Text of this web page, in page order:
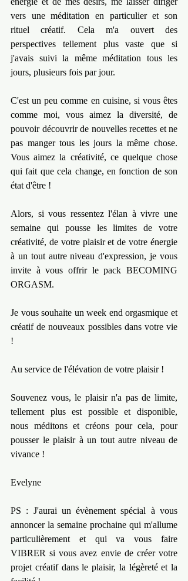
vers une méditation en particulier et son
rituel créatif. Cela m'a ouvert des
perspectives tellement plus vaste que si
j'avais suivi la même méditation tous les
jours, plusieurs fois par jour.
C'est un peu comme en cuisine, si vous êtes
comme moi, vous aimez la diversité, de
pouvoir découvrir de nouvelles recettes et ne
pas manger tous les jours la même chose.
Vous aimez la créativité, ce quelque chose
qui fait que cela change, en fonction de son
état d'être !
Alors, si vous ressentez l'élan à vivre une
semaine qui pousse les limites de votre
créativité, de votre plaisir et de votre énergie
à un tout autre niveau d'expression, je vous
invite à vous offrir le pack BECOMING
ORGASM.
Je vous souhaite un week end orgasmique et
créatif de nouveaux possibles dans votre vie
!
Au service de l'élévation de votre plaisir !
Souvenez vous, le plaisir n'a pas de limite,
tellement plus est possible et disponible,
nous méditons et créons pour cela, pour
pousser le plaisir à un tout autre niveau de
vivance !
Evelyne
PS : J'aurai un évènement spécial à vous
annoncer la semaine prochaine qui m'allume
particulièrement et qui va vous faire
VIBRER si vous avez envie de créer votre
projet créatif dans le plaisir, la légèreté et la